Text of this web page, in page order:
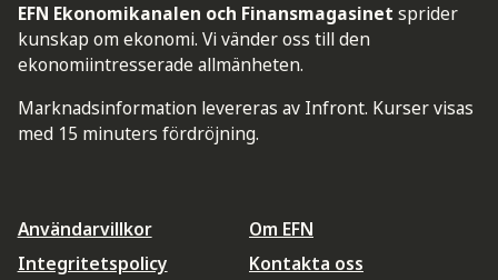
EFN Ekonomikanalen och Finansmagasinet sprider
kunskap om ekonomi. Vi vänder oss till den
ekonomiintresserade allmänheten.
Marknadsinformation levereras av Infront. Kurser visas
med 15 minuters fördröjning.
Användarvillkor
Integritetspolicy
Om EFN
Kontakta oss